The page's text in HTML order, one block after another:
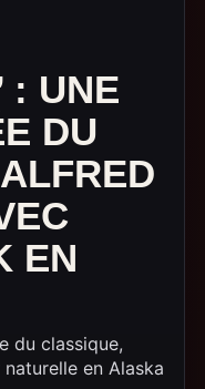
: UNE
DU
EN
du classique,
en Alaska